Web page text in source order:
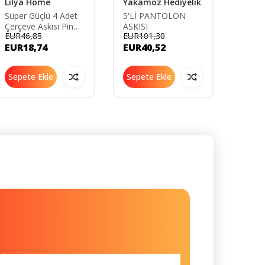
Süper Güçlü 4 Adet
Çerçeve Askısı Pin
Delgisiz Vidalı Tırnak
Kanca Yapışkanlı Raf
EUR46,85
EUR18,74
Sepete Ekle
5'Lİ PANTOLON
ASKISI
EUR101,30
EUR40,52
Sepete Ekle